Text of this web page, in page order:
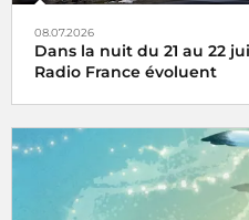
08.07.2026
Dans la nuit du 21 au 22
Radio France évoluent